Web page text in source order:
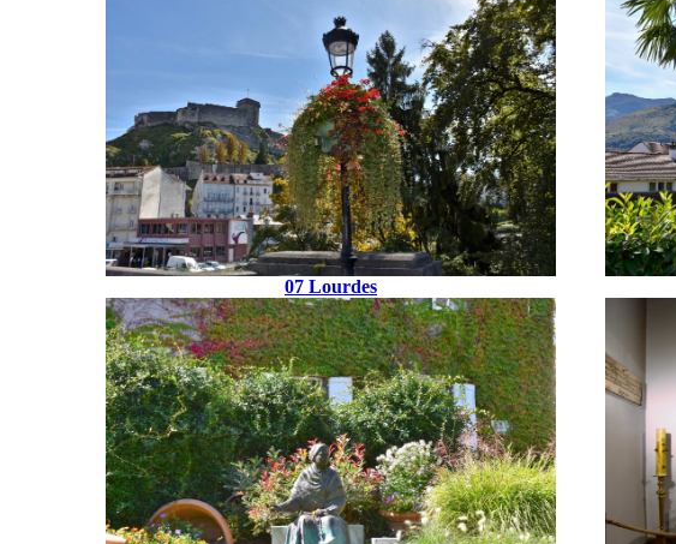
07 Lourdes